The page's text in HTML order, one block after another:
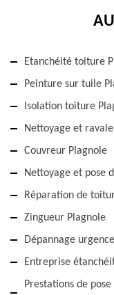
Etanchéité toiture
Peinture sur tuile
Isolation toiture
Nettoyage et
Couvreur Plagnole
Nettoyage et pose
Réparation de
Zingueur Plagnole
Dépannage
Entreprise
Prestations de